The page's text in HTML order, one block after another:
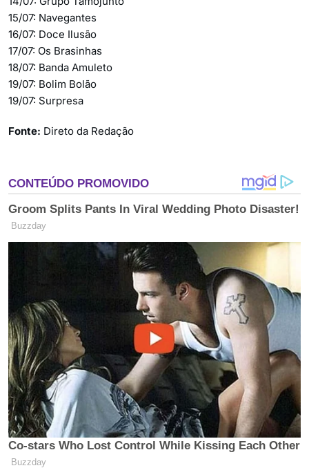
15/07: Navegantes
16/07: Doce Ilusão
17/07: Os Brasinhas
18/07: Banda Amuleto
19/07: Bolim Bolão
19/07: Surpresa
Fonte: Direto da Redação